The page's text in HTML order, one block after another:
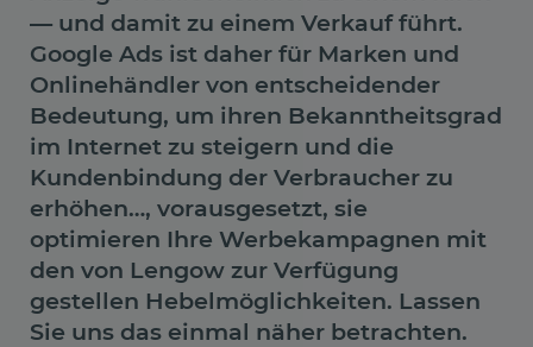
— und damit zu einem Verkauf führt.
Google Ads ist daher für Marken und
Onlinehändler von entscheidender
Bedeutung, um ihren Bekanntheitsgrad
im Internet zu steigern und die
Kundenbindung der Verbraucher zu
erhöhen…, vorausgesetzt, sie
optimieren Ihre Werbekampagnen mit
den von Lengow zur Verfügung
gestellen Hebelmöglichkeiten. Lassen
Sie uns das einmal näher betrachten.